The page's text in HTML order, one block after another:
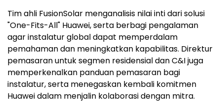
Tim ahli FusionSolar menganalisis nilai inti dari solusi
"One-Fits-All" Huawei, serta berbagi pengalaman
agar instalatur global dapat memperdalam
pemahaman dan meningkatkan kapabilitas. Direktur
pemasaran untuk segmen residensial dan C&I juga
memperkenalkan panduan pemasaran bagi
instalatur, serta menegaskan kembali komitmen
Huawei dalam menjalin kolaborasi dengan mitra.